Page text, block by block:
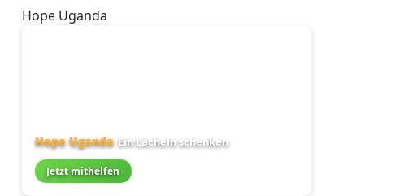
Hope Uganda
Hope Uganda Ein Lächeln schenken
Jetzt mithelfen